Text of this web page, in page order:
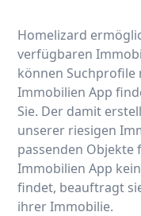
Homelizard
verfügbaren
können Suchprofile
Immobilien App
Sie. Der damit
unserer riesigen
passenden Objekte
Immobilien App
findet, beauftragt
ihrer Immobilie.